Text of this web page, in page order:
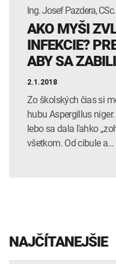
Ing. Josef Pazdera, CSc.
AKO MYŠI
INFEKCIE?
ABY SA
2.1.2018
Zo školských čias si
hubu Aspergillus
lebo sa dala ľahko
všetkom. Od cibule a…
NAJČÍTANEJŠIE